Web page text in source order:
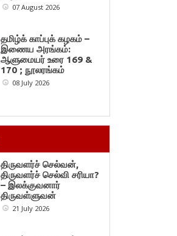
07 August 2026
தமிழ்க் காப்புக் கழகம் –
இணைய அரங்கம்:
ஆளுமையர் உரை 169 &
170 ; நூலரங்கம்
08 July 2026
திருவளர்ச் செல்வன்,
திருவளர்ச் செல்வி சரியா?
– இலக்குவனார்
திருவள்ளுவன்
21 July 2026